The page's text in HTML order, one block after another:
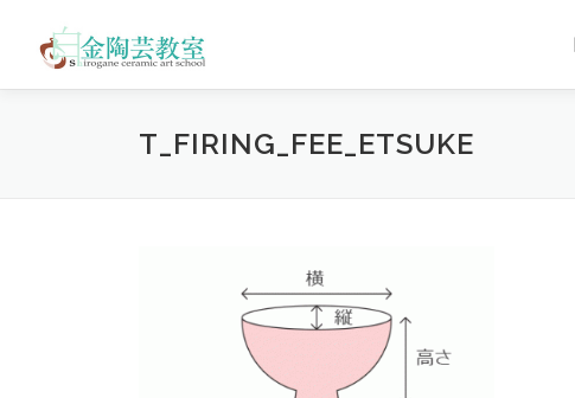
ン
T_FIRING_FEE_ETSUKE